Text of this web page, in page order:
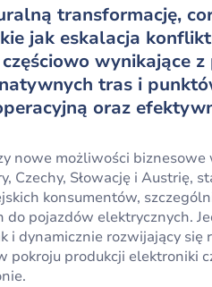
transformację,
jak eskalacja
wynikające
tras i
oraz
nowe możliwości
Czechy, Słowację i Austrię,
konsumentów,
pojazdów elektrycznych.
i dynamicznie rozwijający się
produkcji elektroniki